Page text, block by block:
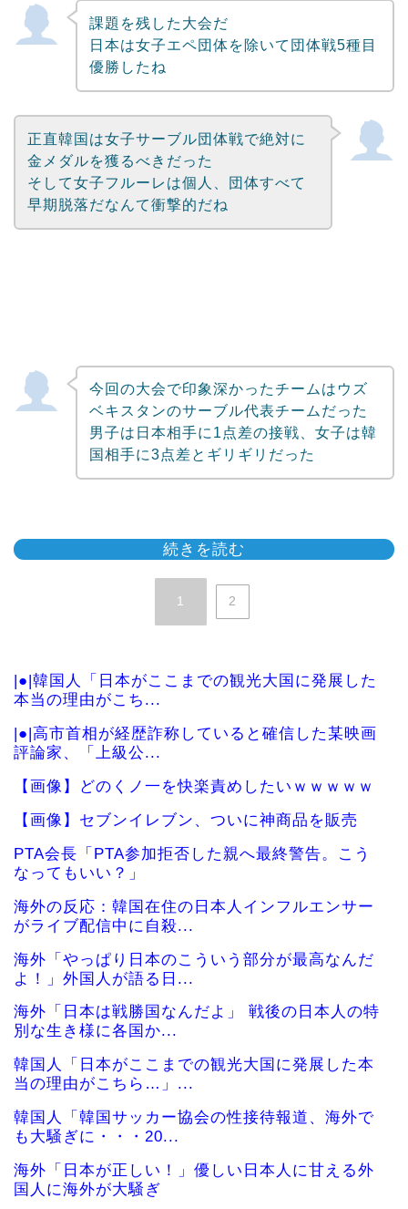
Powered by livedoor 相互RSS
課題を残した大会だ
日本は女子エペ団体を除いて団体戦5種目
優勝したね
正直韓国は女子サーブル団体戦で絶対に
金メダルを獲るべきだった
そして女子フルーレは個人、団体すべて
早期脱落だなんて衝撃的だね
今回の大会で印象深かったチームはウズ
ベキスタンのサーブル代表チームだった
男子は日本相手に1点差の接戦、女子は韓
国相手に3点差とギリギリだった
続きを読む
1 2
|●|韓国人「日本がここまでの観光大国に発展した
本当の理由がこち...
|●|高市首相が経歴詐称していると確信した某映画
評論家、「上級公...
【画像】どのくノ一を快楽責めしたいｗｗｗｗｗ
【画像】セブンイレブン、ついに神商品を販売
PTA会長「PTA参加拒否した親へ最終警告。こう
なってもいい？」
海外の反応：韓国在住の日本人インフルエンサー
がライブ配信中に自殺...
海外「やっぱり日本のこういう部分が最高なんだ
よ！」外国人が語る日...
海外「日本は戦勝国なんだよ」 戦後の日本人の特
別な生き様に各国か...
韓国人「日本がここまでの観光大国に発展した本
当の理由がこちら…」...
韓国人「韓国サッカー協会の性接待報道、海外で
も大騒ぎに・・・20...
海外「日本が正しい！」優しい日本人に甘える外
国人に海外が大騒ぎ